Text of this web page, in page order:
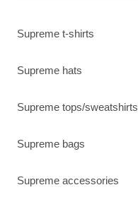
Supreme t-shirts
Supreme hats
Supreme tops/sweatshirts
Supreme bags
Supreme accessories